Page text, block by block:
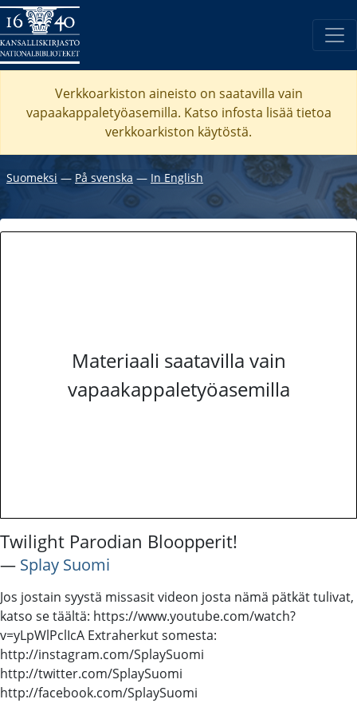
Verkkoarkiston aineisto on saatavilla vain
vapaakappaletyöasemilla. Katso infosta lisää tietoa
verkkoarkiston käytöstä.
Suomeksi ― På svenska ― In English
Materiaali saatavilla vain
vapaakappaletyöasemilla
Twilight Parodian Bloopperit!
― Splay Suomi
Jos jostain syystä missasit videon josta nämä pätkät tulivat,
katso se täältä: https://www.youtube.com/watch?
v=yLpWlPclIcA Extraherkut somesta:
http://instagram.com/SplaySuomi
http://twitter.com/SplaySuomi
http://facebook.com/SplaySuomi